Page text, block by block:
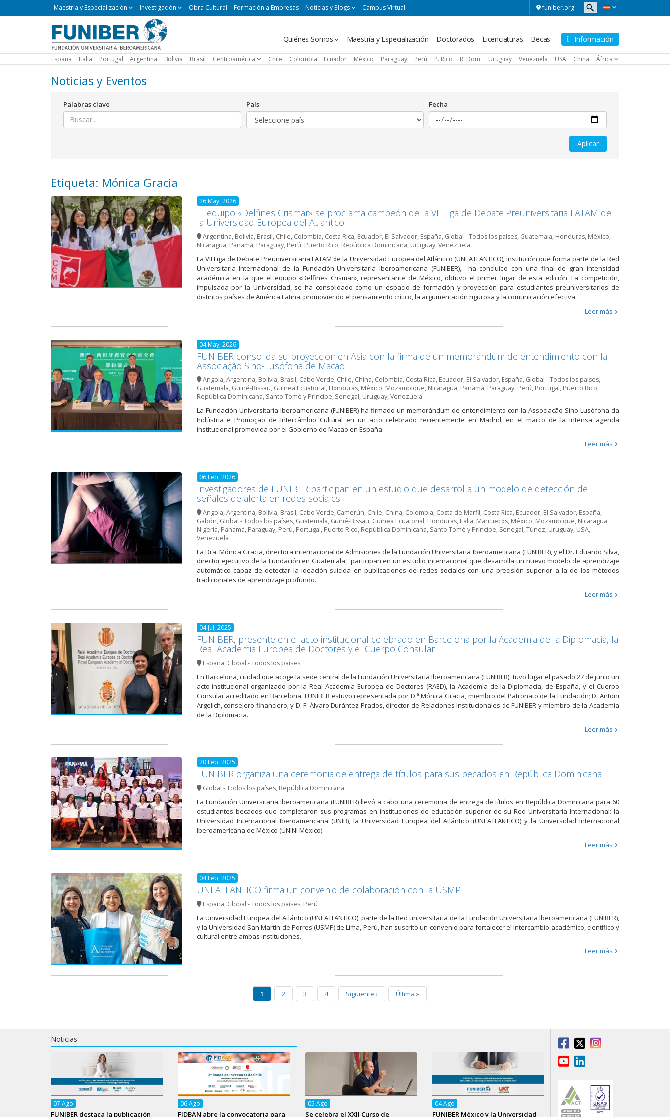
funiber.org
Maestría
Maestría y Especialización Investigación Obra Cultural Formación a Empresas Noticias y Blogs Campus Virtual
Información
Navegación
Quiénes Somos Maestría y Especialización Doctorados Licenciaturas Becas
España Italia Portugal Argentina Bolivia Brasil Centroamérica Chile Colombia Ecuador México Paraguay Perú P. Rico R. Dom. Uruguay Venezuela USA China África
Noticias y Eventos
Palabras clave País Fecha
Etiqueta: Mónica Gracia
26 May, 2026
El equipo «Delfines Crismar» se proclama campeón de la VII Liga de Debate Preuniversitaria LATAM de
la Universidad Europea del Atlántico
Argentina, Bolivia, Brasil, Chile, Colombia, Costa Rica, Ecuador, El Salvador, España, Global - Todos los países, Guatemala, Honduras, México,
Nicaragua, Panamá, Paraguay, Perú, Puerto Rico, República Dominicana, Uruguay,Venezuela
La VII Liga de Debate Preuniversitaria LATAM de la Universidad Europea del Atlántico (UNEATLANTICO), institución que forma parte de la Red
Universitaria Internacional de la Fundación Universitaria Iberoamericana (FUNIBER), ha concluido con una final de gran intensidad
académica en la que el equipo «Delfines Crismar», representante de México, obtuvo el primer lugar de esta edición. La competición,
impulsada por la Universidad, se ha consolidado como un espacio de formación y proyección para estudiantes preuniversitarios de
distintos países de América Latina, promoviendo el pensamiento crítico, la argumentación rigurosa y la comunicación efectiva.
Leer más
04 May, 2026
FUNIBER consolida su proyección en Asia con la firma de un memorándum de entendimiento con la
Associação Sino-Lusófona de Macao
Angola,Argentina, Bolivia, Brasil, Cabo Verde, Chile, China, Colombia, Costa Rica, Ecuador, El Salvador, España, Global - Todos los países,
Guatemala, Guiné-Bissau, Guinea Ecuatorial, Honduras, México, Mozambique, Nicaragua, Panamá, Paraguay, Perú, Portugal, Puerto Rico,
República Dominicana, Santo Tomé y Príncipe, Senegal, Uruguay,Venezuela
La Fundación Universitaria Iberoamericana (FUNIBER) ha firmado un memorándum de entendimiento con la Associação Sino-Lusófona da
Indústria e Promoção de Intercâmbio Cultural en un acto celebrado recientemente en Madrid, en el marco de la intensa agenda
institucional promovida por el Gobierno de Macao en España.
Leer más
06 Feb, 2026
Investigadores de FUNIBER participan en un estudio que desarrolla un modelo de detección de
señales de alerta en redes sociales
Angola,Argentina, Bolivia, Brasil, Cabo Verde, Camerún, Chile, China, Colombia, Costa de Marfil, Costa Rica, Ecuador, El Salvador, España,
Gabón, Global - Todos los países, Guatemala, Guiné-Bissau, Guinea Ecuatorial, Honduras, Italia, Marruecos, México, Mozambique, Nicaragua,
Nigeria, Panamá, Paraguay, Perú, Portugal, Puerto Rico, República Dominicana, Santo Tomé y Príncipe, Senegal,Túnez, Uruguay, USA,
Venezuela
La Dra. Mónica Gracia, directora internacional de Admisiones de la Fundación Universitaria Iberoamericana (FUNIBER), y el Dr. Eduardo Silva,
director ejecutivo de la Fundación en Guatemala, participan en un estudio internacional que desarrolla un nuevo modelo de aprendizaje
automático capaz de detectar la ideación suicida en publicaciones de redes sociales con una precisión superior a la de los métodos
tradicionales de aprendizaje profundo.
Leer más
04 Jul, 2025
FUNIBER, presente en el acto institucional celebrado en Barcelona por la Academia de la Diplomacia, la
Real Academia Europea de Doctores y el Cuerpo Consular
España, Global - Todos los países
En Barcelona, ciudad que acoge la sede central de la Fundación Universitaria Iberoamericana (FUNIBER), tuvo lugar el pasado 27 de junio un
acto institucional organizado por la Real Academia Europea de Doctores (RAED), la Academia de la Diplomacia, de España, y el Cuerpo
Consular acreditado en Barcelona. FUNIBER estuvo representada por D.ª Mónica Gracia, miembro del Patronato de la Fundación; D. Antoni
Argelich, consejero financiero; y D. F. Álvaro Durántez Prados, director de Relaciones Institucionales de FUNIBER y miembro de la Academia
de la Diplomacia.
Leer más
20 Feb, 2025
FUNIBER organiza una ceremonia de entrega de títulos para sus becados en República Dominicana
Global - Todos los países, República Dominicana
La Fundación Universitaria Iberoamericana (FUNIBER) llevó a cabo una ceremonia de entrega de títulos en República Dominicana para 60
estudiantes becados que completaron sus programas en instituciones de educación superior de su Red Universitaria Internacional: la
Universidad Internacional Iberoamericana (UNIB), la Universidad Europea del Atlántico (UNEATLANTICO) y la Universidad Internacional
Iberoamericana de México (UNINI México).
Leer más
04 Feb, 2025
UNEATLANTICO firma un convenio de colaboración con la USMP
España, Global - Todos los países, Perú
La Universidad Europea del Atlántico (UNEATLANTICO), parte de la Red universitaria de la Fundación Universitaria Iberoamericana (FUNIBER),
y la Universidad San Martín de Porres (USMP) de Lima, Perú, han suscrito un convenio para fortalecer el intercambio académico, científico y
cultural entre ambas instituciones.
Leer más
1 2 3 4 Siguiente › Última »
Noticias
07 Ago
FUNIBER destaca la publicación
06Ago
FIDBAN abre la convocatoria para
05 Ago
Se celebra el XXII Curso de
04Ago
FUNIBER México y la Universidad